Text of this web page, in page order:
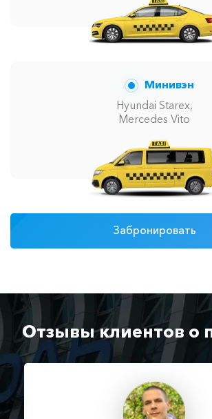
Минивэн
Hyundai Starex,
Mercedes Vito
Забронировать
Отзывы клиентов о